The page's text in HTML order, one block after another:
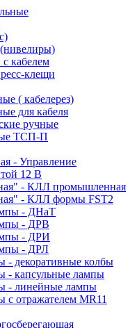
кабелем
клещи
( кабелерез)
для кабеля
ручные
ТСП-П
- Управление
12 В
- КЛЛ промышленная
- КЛЛ формы FST2
- ДНаТ
- ДРВ
- ДРИ
- ДРЛ
- декоративные колбы
- капсульные лампы
- линейные лампы
с отражателем MR11